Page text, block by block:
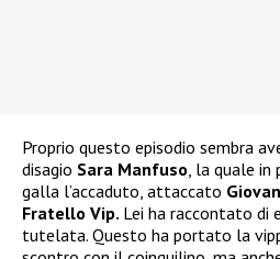
Proprio questo episodio sembra
disagio Sara Manfuso , la quale
galla l’accaduto, attaccato
Fratello Vip. Lei ha raccontato di
tutelata. Questo ha portato la